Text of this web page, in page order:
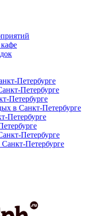
Петербурге
Петербурге
Петербурге
в Санкт-Петербурге
Петербурге
Петербурге
Санкт-Петербурге